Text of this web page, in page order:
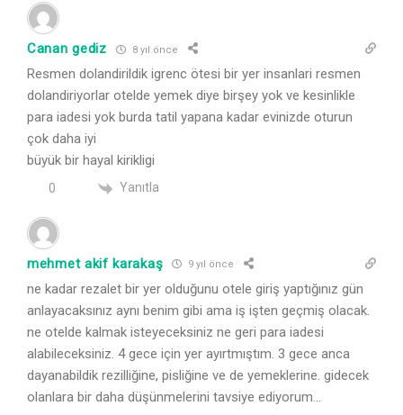
Canan gediz 8 yıl önce
Resmen dolandirildik igrenc ötesi bir yer insanlari resmen
dolandiriyorlar otelde yemek diye birşey yok ve kesinlikle
para iadesi yok burda tatil yapana kadar evinizde oturun
çok daha iyi
büyük bir hayal kirikligi
0 Yanıtla
mehmet akif karakaş 9 yıl önce
ne kadar rezalet bir yer olduğunu otele giriş yaptığınız gün
anlayacaksınız aynı benim gibi ama iş işten geçmiş olacak.
ne otelde kalmak isteyeceksiniz ne geri para iadesi
alabileceksiniz. 4 gece için yer ayırtmıştım. 3 gece anca
dayanabildik rezilliğine, pisliğine ve de yemeklerine. gidecek
olanlara bir daha düşünmelerini tavsiye ediyorum…